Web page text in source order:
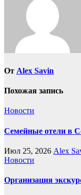
От Alex Savin
Похожая запись
Новости
Семейные отели в
Июл 25, 2026 Alex
Новости
Организация